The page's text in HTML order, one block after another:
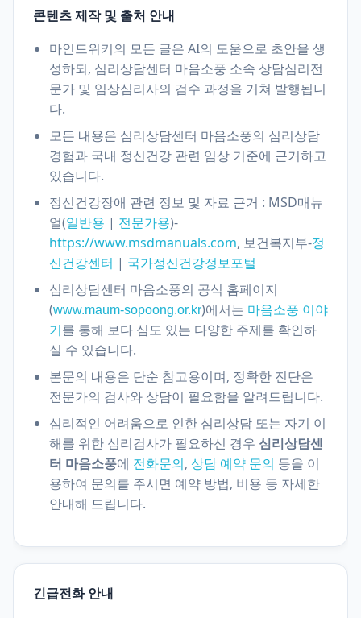
콘텐츠 제작 및 출처 안내
마인드위키의 모든 글은 AI의 도움으로 초안을 생
성하되, 심리상담센터 마음소풍 소속 상담심리전
문가 및 임상심리사의 검수 과정을 거쳐 발행됩니
다.
모든 내용은 심리상담센터 마음소풍의 심리상담
경험과 국내 정신건강 관련 임상 기준에 근거하고
있습니다.
정신건강장애 관련 정보 및 자료 근거 : MSD매뉴
얼(일반용 | 전문가용)-
https://www.msdmanuals.com, 보건복지부-정
신건강센터 | 국가정신건강정보포털
심리상담센터 마음소풍의 공식 홈페이지
(www.maum-sopoong.or.kr)에서는 마음소풍 이야
기 를 통해 보다 심도 있는 다양한 주제를 확인하
실 수 있습니다.
본문의 내용은 단순 참고용이며, 정확한 진단은
전문가의 검사와 상담이 필요함을 알려드립니다.
심리적인 어려움으로 인한 심리상담 또는 자기 이
해를 위한 심리검사가 필요하신 경우 심리상담센
터 마음소풍에 전화문의, 상담 예약 문의 등을 이
용하여 문의를 주시면 예약 방법, 비용 등 자세한
안내해 드립니다.
긴급전화 안내